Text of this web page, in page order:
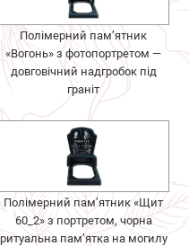
Полімерний пам’ятник
«Вогонь» з фотопортретом —
довговічний надгробок під
граніт
Полімерний пам’ятник «Щит
60_2» з портретом, чорна
ритуальна пам’ятка на могилу